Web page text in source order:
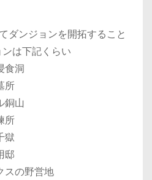
ダンジョンを開拓すること
は下記くらい
食洞
所
銅山
所
獄
邸
スの野営地